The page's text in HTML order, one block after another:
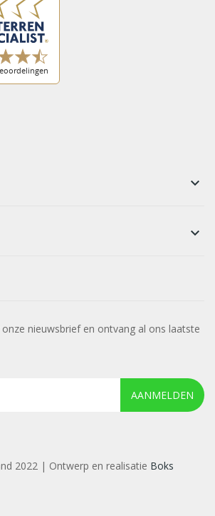
keyboard_arrow_down
keyboard_arrow_down
nieuwsbrief en ontvang al ons laatste
AANMELDEN
2022 | Ontwerp en realisatie Boks